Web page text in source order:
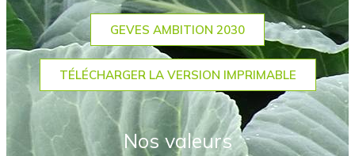
GEVES AMBITION 2030
TÉLÉCHARGER LA VERSION IMPRIMABLE
Nos valeurs